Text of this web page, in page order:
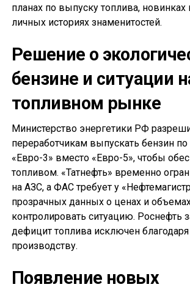
планах по выпуску топлива,
личных историях знаменитостей.
Решение о
бензине и ситуации
топливном рынке
Министерство энергетики РФ
переработчикам выпускать бензин по
«Евро-3» вместо «Евро-5», чтобы
топливом. «Татнефть» временно
на АЗС, а ФАС требует у
прозрачных данных о ценах и
контролировать ситуацию. Роснефть
дефицит топлива исключен
производству.
Появление новых